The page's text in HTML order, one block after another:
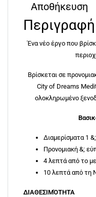
Αποθήκευση
Ένα νέο έργο που
Βρίσκεται σε
City of Dreams
ολοκληρωμένο
Διαμερίσματα 1
Προνομιακή &;
4 λεπτά από το
10 λεπτά από τη
ΔΙΑΘΕΣΙΜΌΤΗΤΑ